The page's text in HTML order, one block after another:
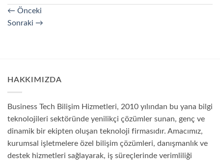
← Önceki
Sonraki →
HAKKIMIZDA
Business Tech Bilişim Hizmetleri, 2010 yılından bu yana bilgi
teknolojileri sektöründe yenilikçi çözümler sunan, genç ve
dinamik bir ekipten oluşan teknoloji firmasıdır. Amacımız,
kurumsal işletmelere özel bilişim çözümleri, danışmanlık ve
destek hizmetleri sağlayarak, iş süreçlerinde verimliliği